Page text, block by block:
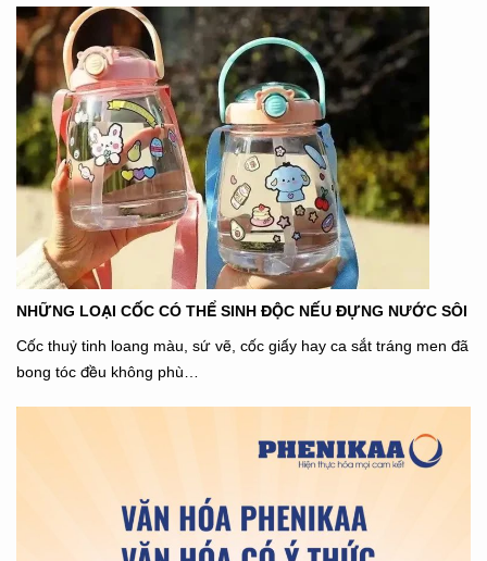
NHỮNG LOẠI CỐC CÓ THỂ SINH ĐỘC NẾU ĐỰNG NƯỚC SÔI
Cốc thuỷ tinh loang màu, sứ vẽ, cốc giấy hay ca sắt tráng men đã
bong tóc đều không phù…